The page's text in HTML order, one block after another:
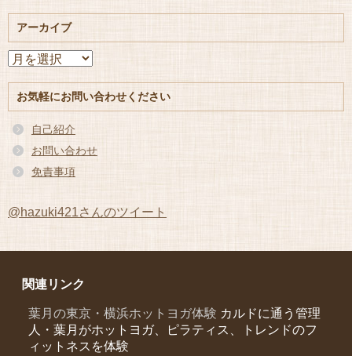
アーカイブ
ア
イ
ブ
お気軽にお問い合わせください
自己紹介
お問い合わせ
免責事項
@hazuki421さんのツイート
関連リンク
葉月の東京・横浜ホットヨガ体験 カルドに通う管理
人・葉月がホットヨガ、ピラティス、トレンドのフ
ィットネスを体験